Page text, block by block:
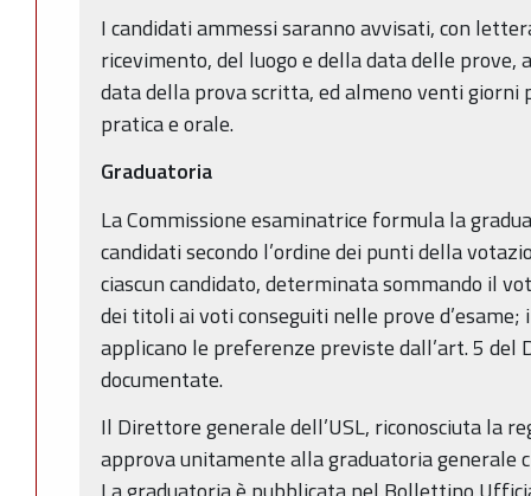
I candidati ammessi saranno avvisati, con
ricevimento, del luogo e della data delle prove,
data della prova scritta, ed almeno venti giorni
pratica e orale.
Graduatoria
La Commissione esaminatrice formula la
candidati secondo l’ordine dei punti della
ciascun candidato, determinata sommando il
dei titoli ai voti conseguiti nelle prove d’esame;
applicano le preferenze previste dall’art. 5 del
documentate.
Il Direttore generale dell’USL, riconosciuta la
approva unitamente alla graduatoria generale